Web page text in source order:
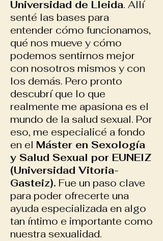
Universidad de Lleida. Allí
senté las bases para
entender cómo funcionamos,
qué nos mueve y cómo
podemos sentirnos mejor
con nosotros mismos y con
los demás. Pero pronto
descubrí que lo que
realmente me apasiona es el
mundo de la salud sexual. Por
eso, me especialicé a fondo
en el Máster en Sexología
y Salud Sexual por EUNEIZ
(Universidad Vitoria-
Gasteiz). Fue un paso clave
para poder ofrecerte una
ayuda especializada en algo
tan íntimo e importante como
nuestra sexualidad.